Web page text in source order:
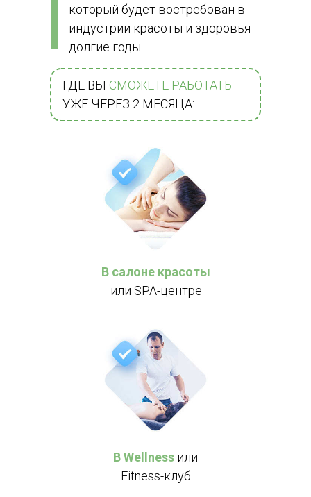
который будет востребован в
индустрии красоты и здоровья
долгие годы
ГДЕ ВЫ СМОЖЕТЕ РАБОТАТЬ
УЖЕ ЧЕРЕЗ 2 МЕСЯЦА:
В салоне красоты
или SPA-центре
В Wellness или
Fitness-клуб
Договор оферты
Политика конфиденциальности
Мичуринский проспект, 80
ИП Черноног Станислав
ИНН 402506697849
ОГРНИП 320402700030098